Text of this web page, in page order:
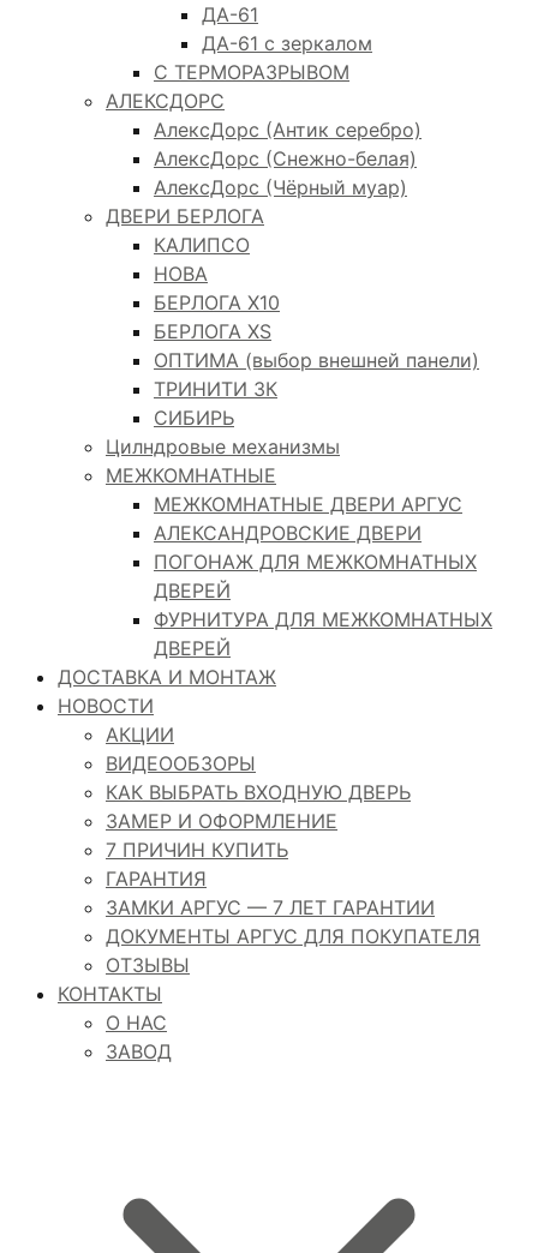
ДА-61
ДА-61 с зеркалом
С ТЕРМОРАЗРЫВОМ
АЛЕКСДОРС
АлексДорс (Антик серебро)
АлексДорс (Снежно-белая)
АлексДорс (Чёрный муар)
ДВЕРИ БЕРЛОГА
КАЛИПСО
НОВА
БЕРЛОГА Х10
БЕРЛОГА XS
ОПТИМА (выбор внешней панели)
ТРИНИТИ 3К
СИБИРЬ
Цилндровые механизмы
МЕЖКОМНАТНЫЕ
МЕЖКОМНАТНЫЕ ДВЕРИ АРГУС
АЛЕКСАНДРОВСКИЕ ДВЕРИ
ПОГОНАЖ ДЛЯ МЕЖКОМНАТНЫХ
ДВЕРЕЙ
ФУРНИТУРА ДЛЯ МЕЖКОМНАТНЫХ
ДВЕРЕЙ
ДОСТАВКА И МОНТАЖ
НОВОСТИ
АКЦИИ
ВИДЕООБЗОРЫ
КАК ВЫБРАТЬ ВХОДНУЮ ДВЕРЬ
ЗАМЕР И ОФОРМЛЕНИЕ
7 ПРИЧИН КУПИТЬ
ГАРАНТИЯ
ЗАМКИ АРГУС — 7 ЛЕТ ГАРАНТИИ
ДОКУМЕНТЫ АРГУС ДЛЯ ПОКУПАТЕЛЯ
ОТЗЫВЫ
КОНТАКТЫ
О НАС
ЗАВОД